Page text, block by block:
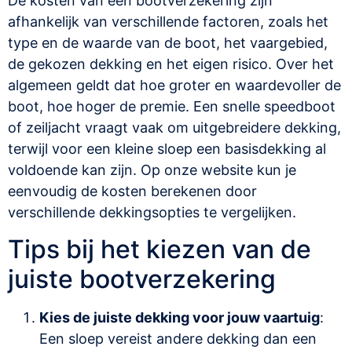
afhankelijk van verschillende factoren, zoals het
type en de waarde van de boot, het vaargebied,
de gekozen dekking en het eigen risico. Over het
algemeen geldt dat hoe groter en waardevoller de
boot, hoe hoger de premie. Een snelle speedboot
of zeiljacht vraagt vaak om uitgebreidere dekking,
terwijl voor een kleine sloep een basisdekking al
voldoende kan zijn. Op onze website kun je
eenvoudig de kosten berekenen door
verschillende dekkingsopties te vergelijken.
Tips bij het kiezen van de
juiste bootverzekering
Kies de juiste dekking voor jouw vaartuig:
Een sloep vereist andere dekking dan een